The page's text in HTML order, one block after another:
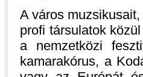
A város
profi társulatok
a nemzetközi
kamarakórus, a